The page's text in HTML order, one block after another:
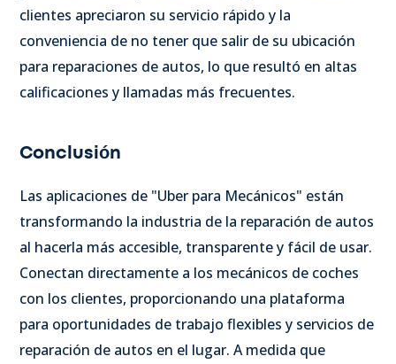
clientes apreciaron su servicio rápido y la
conveniencia de no tener que salir de su ubicación
para reparaciones de autos, lo que resultó en altas
calificaciones y llamadas más frecuentes.
Conclusión
Las aplicaciones de "Uber para Mecánicos" están
transformando la industria de la reparación de autos
al hacerla más accesible, transparente y fácil de usar.
Conectan directamente a los mecánicos de coches
con los clientes, proporcionando una plataforma
para oportunidades de trabajo flexibles y servicios de
reparación de autos en el lugar. A medida que